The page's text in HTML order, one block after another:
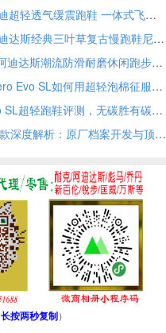
Adidas Adizero Evo SL KK2682 阿迪超轻透气缓震跑鞋 一体式飞织鞋面能量回弹中底马牌橡胶
Adidas Originals SL 72 KK3075 阿迪达斯经典三叶草复古慢跑鞋尼龙拼接翻毛皮鞋
Adidas Originals Adiracer IH4156 阿迪达斯潮流防滑耐磨休闲跑步鞋
跑鞋界的六边形战士：Adidas Adizero Evo SL如何用超轻泡棉征服慢跑与竞速
冠军血统下放：Adidas Adizero Evo SL超轻跑鞋评测，无碳胜有碳的日常训练利器
阿迪达斯Handball Spezial马年限定款深度解析：原厂档案开发与顶级工艺如何重塑复古板鞋经典
长按两秒复制）